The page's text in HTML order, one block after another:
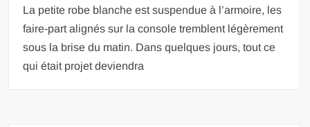
La petite robe blanche est suspendue à l’armoire, les
faire-part alignés sur la console tremblent légèrement
sous la brise du matin. Dans quelques jours, tout ce
qui était projet deviendra